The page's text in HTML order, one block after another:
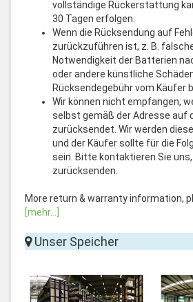
vollständige Rückerstattung
30 Tagen erfolgen.
Wenn die Rücksendung auf
zurückzuführen ist, z. B.
Notwendigkeit der Batterien
oder andere künstliche
Rücksendegebühr vom Käufer
Wir können nicht empfangen,
selbst gemäß der Adresse auf
zurücksendet. Wir werden
und der Käufer sollte für die
sein. Bitte kontaktieren Sie uns,
zurücksenden.
More return & warranty information,
[mehr...]
Unser Speicher